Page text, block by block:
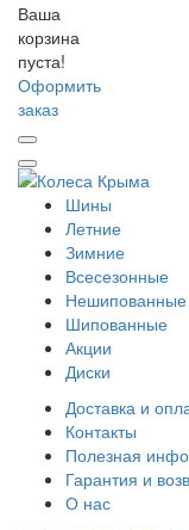
Ваша
корзина
пуста!
Оформить
заказ
Шины
Летние
Зимние
Всесезонные
Нешипованные
Шипованные
Акции
Диски
Доставка и
Контакты
Полезная
Гарантия и
О нас